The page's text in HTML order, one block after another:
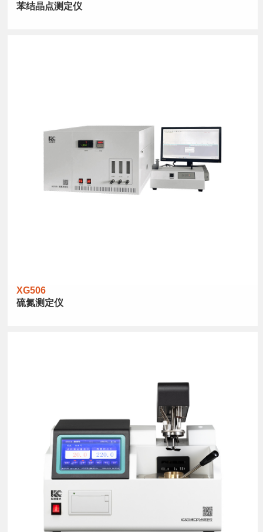
苯结晶点测定仪
XG506
硫氮测定仪